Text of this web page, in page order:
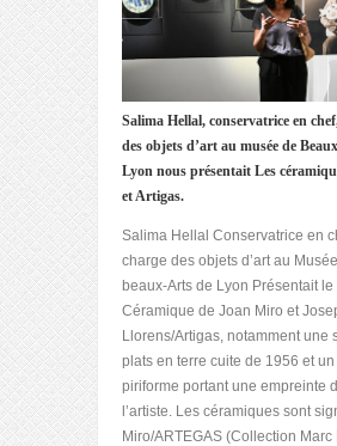
Salima Hellal, conservatrice en
des objets d’art au musée de
Lyon nous présentait Les
et Artigas.
Salima Hellal Conservatrice en
charge des objets d’art au
beaux-Arts de Lyon Présentait le
Céramique de Joan Miro et
Llorens/Artigas, notamment une
plats en terre cuite de 1956 et
piriforme portant une empreinte
l’artiste. Les céramiques sont
Miro/ARTEGAS (Collection Marc